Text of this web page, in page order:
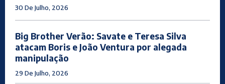
30 De Julho, 2026
Big Brother Verão: Savate e Teresa Silva
atacam Boris e João Ventura por alegada
manipulação
29 De Julho, 2026